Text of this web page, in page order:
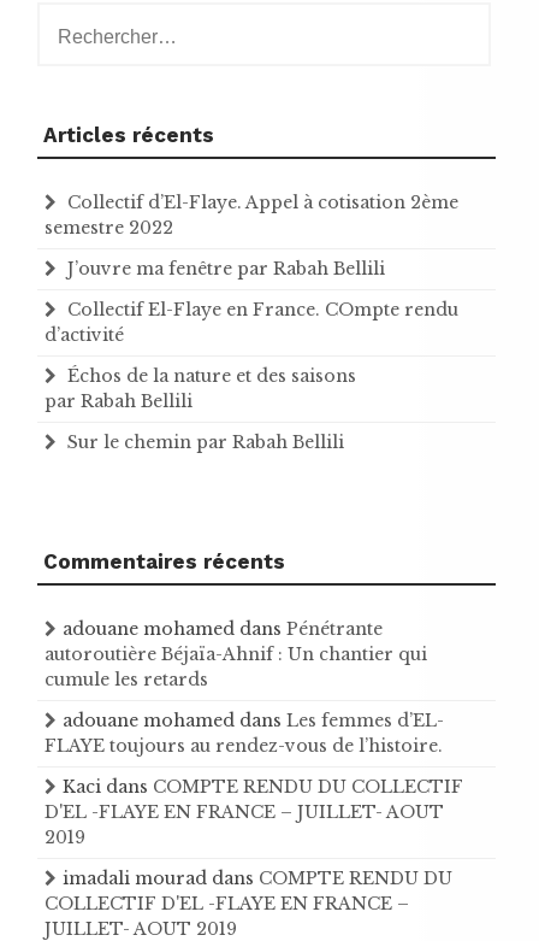
Articles récents
Collectif d’El-Flaye. Appel à cotisation 2ème
semestre 2022
J’ouvre ma fenêtre par Rabah Bellili
Collectif El-Flaye en France. COmpte rendu
d’activité
Échos de la nature et des saisons
par Rabah Bellili
Sur le chemin par Rabah Bellili
Commentaires récents
adouane mohamed dans Pénétrante
autoroutière Béjaïa-Ahnif : Un chantier qui
cumule les retards
adouane mohamed dans Les femmes d’EL-
FLAYE toujours au rendez-vous de l’histoire .
Kaci dans COMPTE RENDU DU COLLECTIF
D'EL -FLAYE EN FRANCE – JUILLET- AOUT
2019
imadali mourad dans COMPTE RENDU DU
COLLECTIF D'EL -FLAYE EN FRANCE –
JUILLET- AOUT 2019